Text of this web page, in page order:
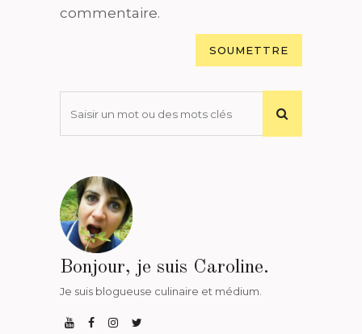
commentaire.
Bonjour, je suis Caroline.
Je suis blogueuse culinaire et médium.